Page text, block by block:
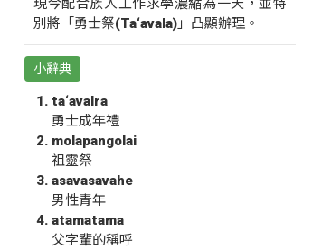
別將「勇士祭(Ta‘avala)」凸顯辦理。
小辭典
ta‘avalra
勇士成年禮
molapangolai
祖靈祭
asavasavahe
男性青年
atamatama
父字輩的稱呼